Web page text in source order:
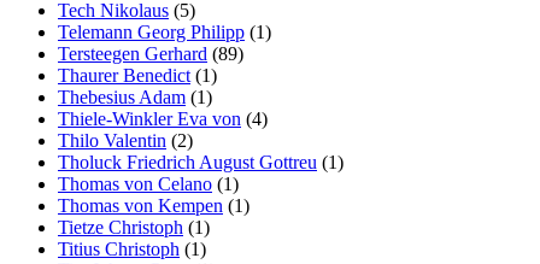
Tech Nikolaus (5)
Telemann Georg Philipp (1)
Tersteegen Gerhard (89)
Thaurer Benedict(1)
Thebesius Adam (1)
Thiele-Winkler Eva von (4)
Thilo Valentin (2)
Tholuck Friedrich August Gottreu (1)
Thomas von Celano (1)
Thomas von Kempen (1)
Tietze Christoph (1)
Titius Christoph (1)